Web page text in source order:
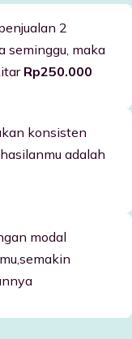
2
seminggu, maka
Rp250.000
konsisten
adalah
modal